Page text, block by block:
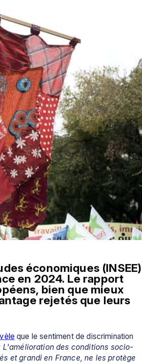
économiques (INSEE)
en 2024. Le rapport
bien que mieux
rejetés que leurs
que le sentiment de discrimination
L'amélioration des conditions socio-
et grandi en France, ne les protège